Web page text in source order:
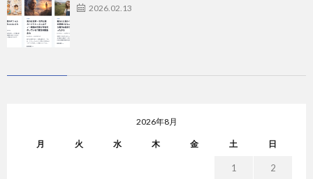
2026.02.13
2026年8月
月 火 水 木 金 土 日
1 2